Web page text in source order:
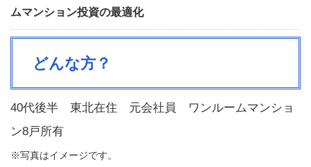
ムマンション投資の最適化
どんな方？
40代後半 東北在住 元会社員 ワンルームマンショ
ン8戸所有
※写真はイメージです。